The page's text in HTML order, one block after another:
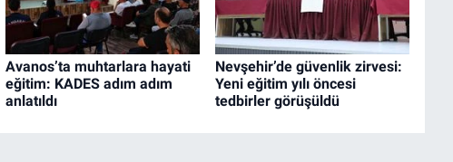
Avanos’ta muhtarlara hayati
eğitim: KADES adım adım
anlatıldı
Nevşehir’de güvenlik zirvesi:
Yeni eğitim yılı öncesi
tedbirler görüşüldü